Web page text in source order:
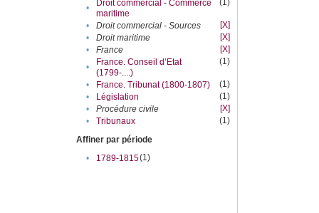
•
Droit commercial - Commerce
maritime
(1)
• Droit commercial - Sources
[X]
•
Droit maritime
[X]
•
France
[X]
•
France. Conseil d’Etat
(1799-....)
(1)
• France. Tribunat (1800-1807)
(1)
•
Législation
(1)
•
Procédure civile
[X]
•
Tribunaux
(1)
Affiner par période
•
1789-1815(1)